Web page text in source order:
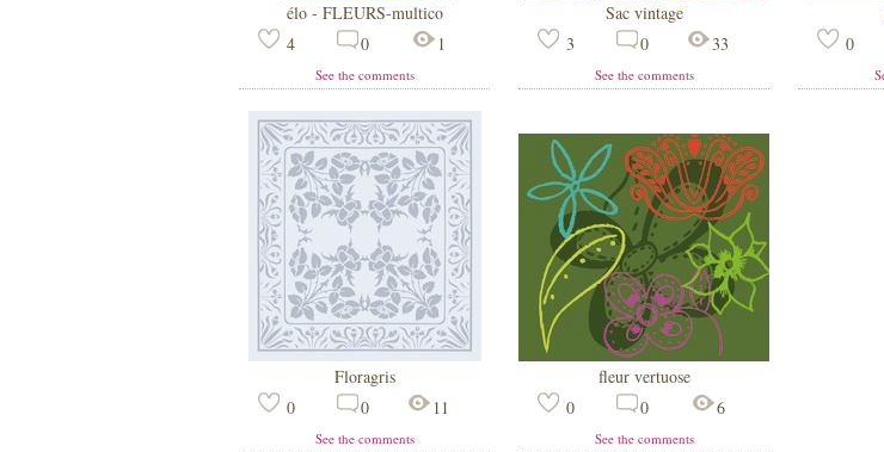
élo - FLEURS-multico
4
0 1
See the comments
Sac vintage
3
0 33
See the comments
0
Floragris
0
0 11
See the comments
fleur vertuose
0
0 6
See the comments